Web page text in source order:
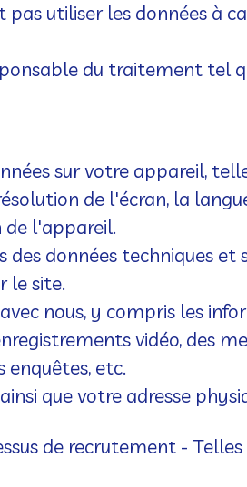
utiliser les données à
du traitement tel
sur votre appareil,
de l'écran, la
l'appareil.
des données techniques
le site.
nous, y compris les
vidéo, des
enquêtes, etc.
que votre adresse
de recrutement -